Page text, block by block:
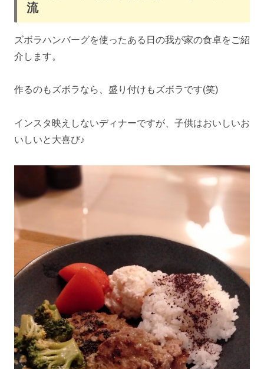
流
ズボラハンバーグを使ったある日の我が家の食卓をご紹
介します。
作るのもズボラなら、盛り付けもズボラです(笑)
インスタ映えしないディナーですが、子供はおいしいお
いしいと大喜び♪